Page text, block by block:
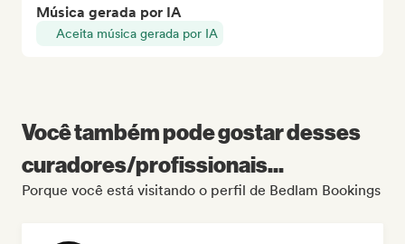
Música gerada por IA
Aceita música gerada por IA
Você também pode gostar desses
curadores/profissionais...
Porque você está visitando o perfil de Bedlam Bookings